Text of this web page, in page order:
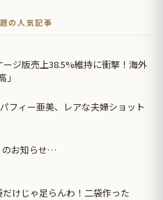
の人気記事
ージ版売上38.5%維持に衝撃！海外
パフィー亜美、レアな夫婦ショット
のお知らせ…
だけじゃ足らんわ！二袋作った